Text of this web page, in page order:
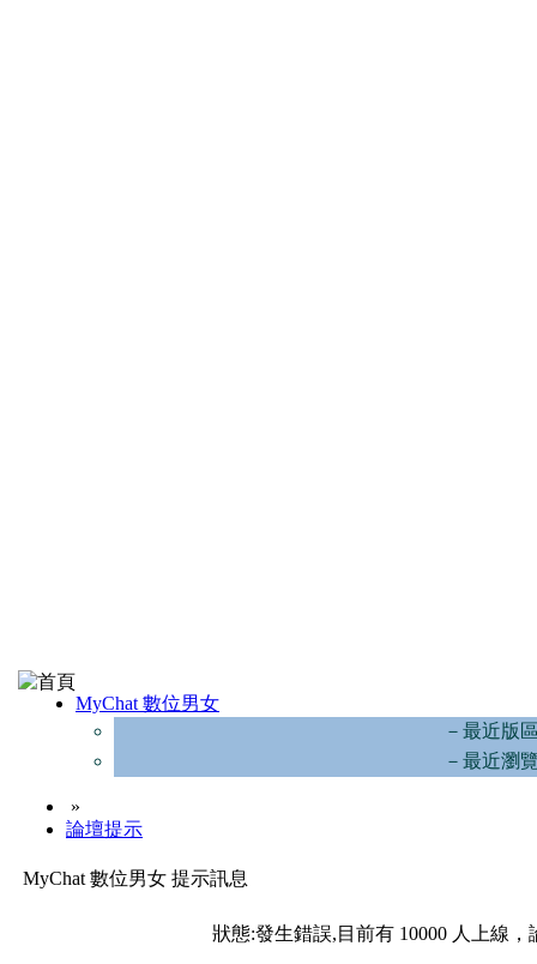
MyChat 數位男女
－最近版
－最近瀏
»
論壇提示
MyChat 數位男女 提示訊息
狀態:發生錯誤,目前有 10000 人上線